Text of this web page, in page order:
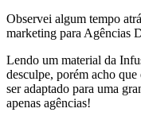
Observei algum tempo
marketing para Agências
Lendo um material da
desculpe, porém acho
ser adaptado para uma
apenas agências!